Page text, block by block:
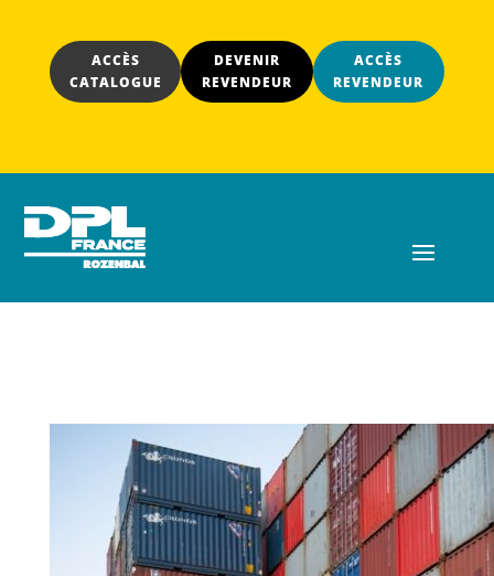
ACCÈS
CATALOGUE
DEVENIR
REVENDEUR
ACCÈS
REVENDEUR